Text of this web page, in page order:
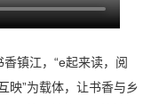
镇江，“e起来读，阅
映”为载体，让书香与乡